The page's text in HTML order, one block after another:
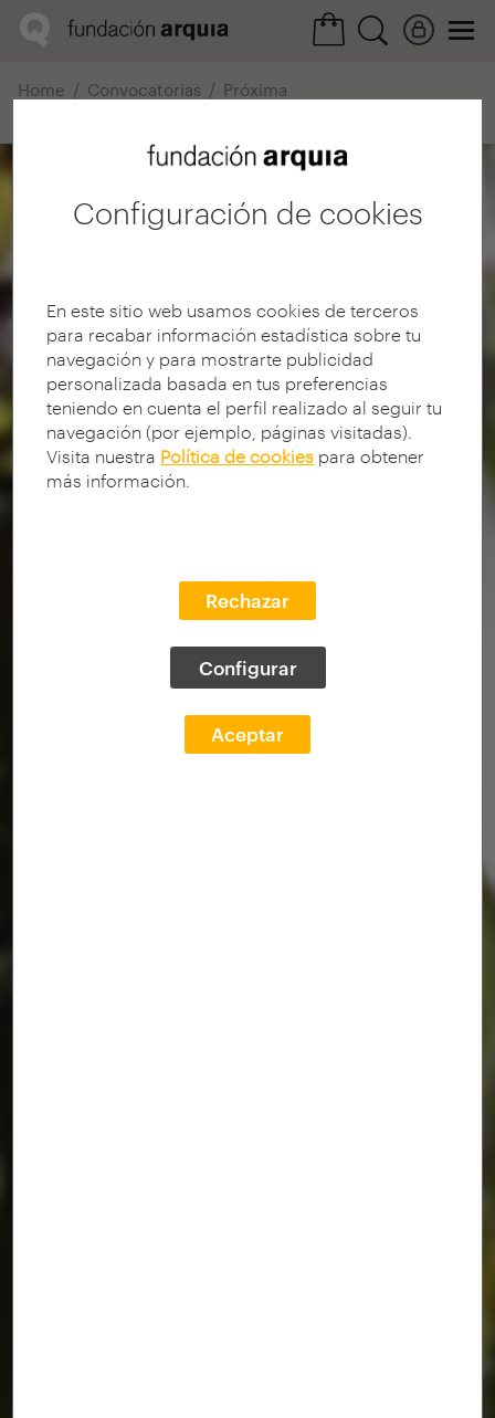
Configuración de cookies
En este sitio web usamos cookies de terceros
para recabar información estadística sobre tu
navegación y para mostrarte publicidad
personalizada basada en tus preferencias
teniendo en cuenta el perfil realizado al seguir tu
navegación (por ejemplo, páginas visitadas).
Visita nuestra Política de cookies para obtener
más información.
Rechazar
Configurar
Aceptar
Home Convocatorias
Próxima